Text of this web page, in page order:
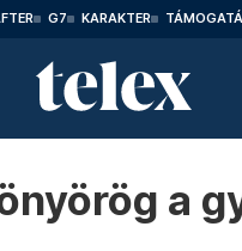
G7 KARAKTER
a